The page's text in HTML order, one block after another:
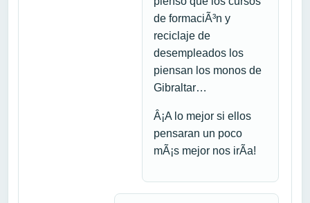
de formaciÃ³n y
reciclaje de
desempleados los
piensan los monos de
Gibraltar…
Â¡A lo mejor si ellos
pensaran un poco
mÃ¡s mejor nos irÃ­a!